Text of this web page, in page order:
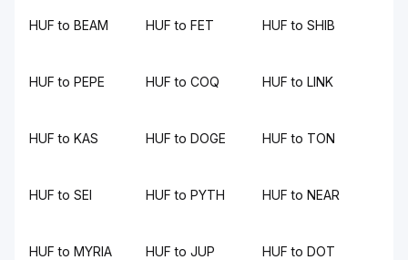
HUF to BEAM HUF to FET HUF to SHIB
HUF to PEPE HUF to COQ HUF to LINK
HUF to KAS HUF to DOGE HUF to TON
HUF to SEI HUF to PYTH HUF to NEAR
HUF to MYRIA HUF to JUP HUF to DOT